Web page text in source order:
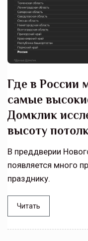
Где в России
самые
Домклик
высоту
В преддверии
появляется много
празднику.
Читать